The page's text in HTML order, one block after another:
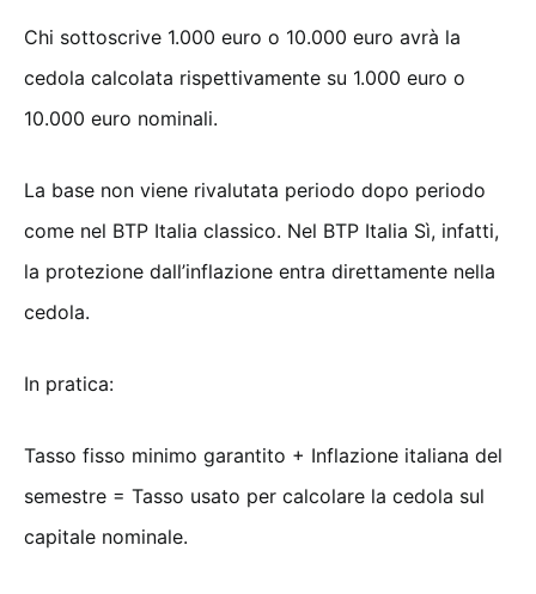
Chi sottoscrive 1.000 euro o 10.000 euro avrà la
cedola calcolata rispettivamente su 1.000 euro o
10.000 euro nominali.
La base non viene rivalutata periodo dopo periodo
come nel BTP Italia classico. Nel BTP Italia Sì, infatti,
la protezione dall’inflazione entra direttamente nella
cedola.
In pratica:
Tasso fisso minimo garantito + Inflazione italiana del
semestre = Tasso usato per calcolare la cedola sul
capitale nominale.